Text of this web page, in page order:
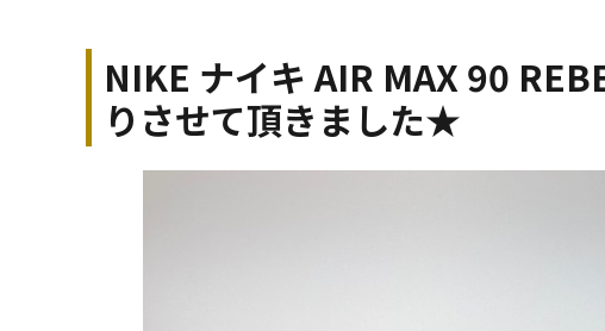
NIKE ナイキ AIR MAX 90
りさせて頂きました★